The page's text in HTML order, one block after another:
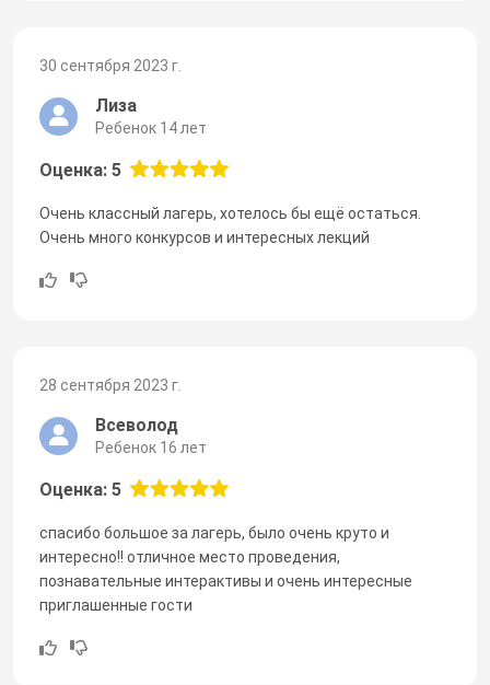
30 сентября 2023 г.
Лиза
Ребенок 14 лет
Оценка: 5
Очень классный лагерь, хотелось бы ещё остаться.
Очень много конкурсов и интересных лекций
28 сентября 2023 г.
Всеволод
Ребенок 16 лет
Оценка: 5
спасибо большое за лагерь, было очень круто и
интересно!! отличное место проведения,
познавательные интерактивы и очень интересные
приглашенные гости